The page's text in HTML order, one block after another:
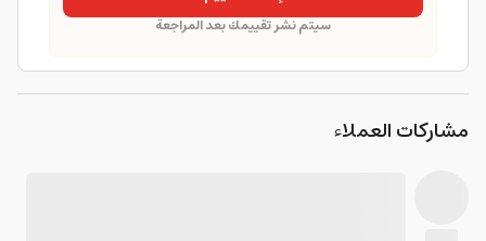
سيتم نشر تقييمك بعد المراجعة
مشاركات العملاء